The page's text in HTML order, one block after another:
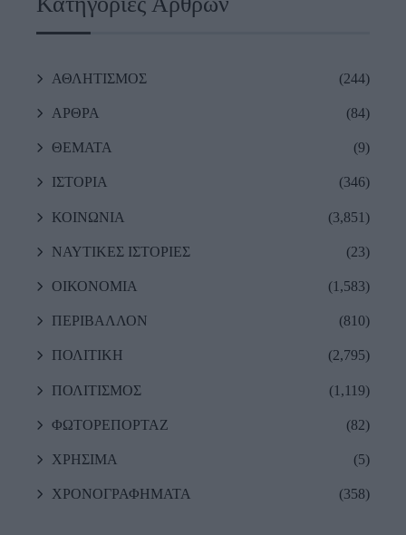
ΑΘΛΗΤΙΣΜΟΣ (244)
ΑΡΘΡΑ (84)
ΘΕΜΑΤΑ (9)
ΙΣΤΟΡΙΑ (346)
ΚΟΙΝΩΝΙΑ (3,851)
ΝΑΥΤΙΚΕΣ ΙΣΤΟΡΙΕΣ (23)
ΟΙΚΟΝΟΜΙΑ (1,583)
ΠΕΡΙΒΑΛΛΟΝ (810)
ΠΟΛΙΤΙΚΗ (2,795)
ΠΟΛΙΤΙΣΜΟΣ (1,119)
ΦΩΤΟΡΕΠΟΡΤΑΖ (82)
ΧΡΗΣΙΜΑ (5)
ΧΡΟΝΟΓΡΑΦΗΜΑΤΑ (358)